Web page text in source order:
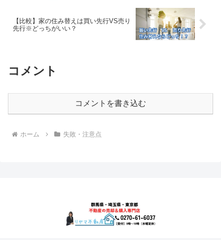
【比較】家の住み替えは買い先行VS売り
先行※どっちがいい？
コメント
コメントを書き込む
ホーム 失敗・注意点